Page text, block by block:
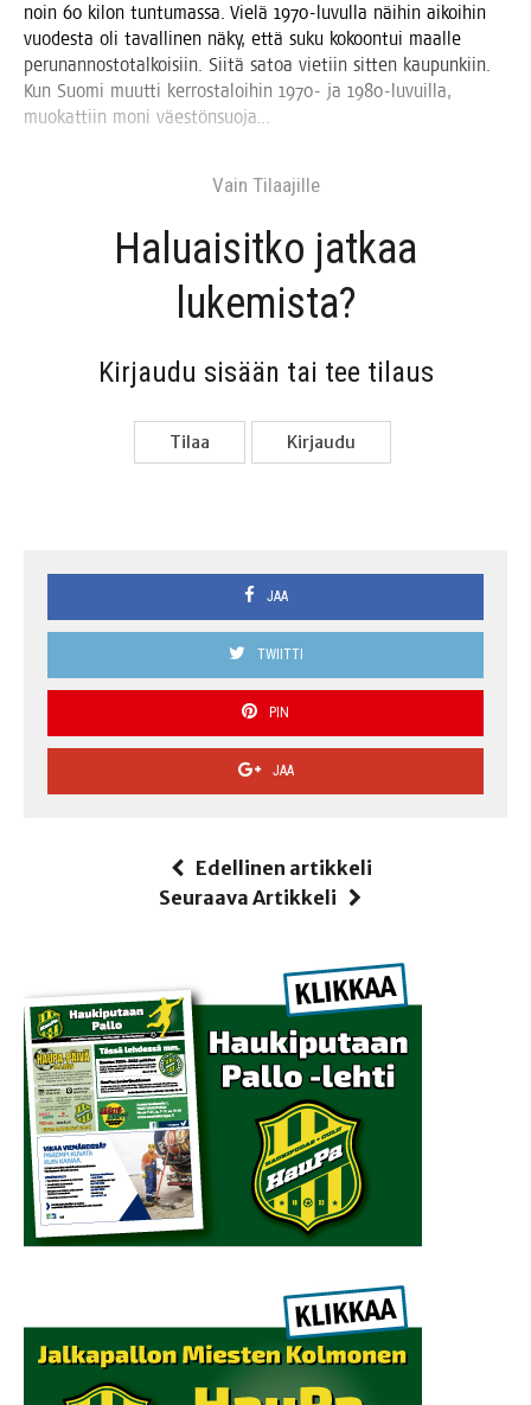
noin 60 kilon tun­tu­mas­sa. Vie­lä 1970-luvul­la näi­hin aikoi­hin
vuo­des­ta oli taval­li­nen näky, että suku kokoon­tui maal­le
perun­an­nos­to­tal­koi­siin. Sii­tä satoa vie­tiin sit­ten kau­pun­kiin.
Kun Suo­mi muut­ti ker­ros­ta­loi­hin 1970- ja 1980-luvuil­la,
muo­kat­tiin moni väestönsuoja…
Vain Tilaa­jil­le
Haluai­sit­ko jat­kaa
lukemista?
Kir­jau­du sisään tai tee tilaus
Tilaa Kir­jau­du
JAA
TWIITTI
PIN
JAA
Edellinen artikkeli
Seuraava Artikkeli